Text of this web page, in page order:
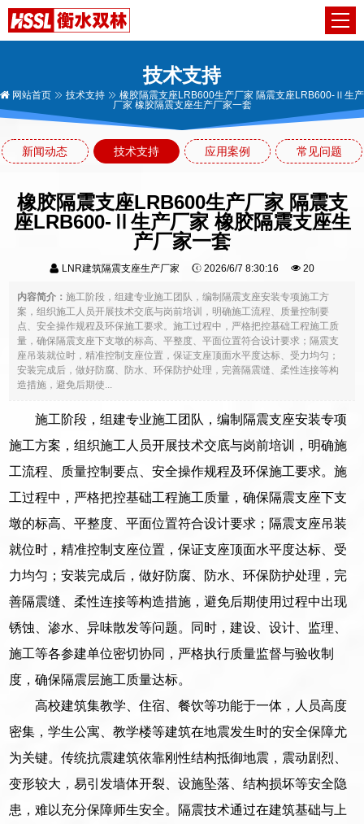
技术支持
网站首页 技术支持
橡胶隔震支座LRB600生产厂家 隔震支座LRB600-Ⅱ生产
厂家 橡胶隔震支座生产厂家一套
新闻动态 技术支持 应用案例 常见问题
橡胶隔震支座LRB600生产厂家 隔震支
座LRB600-Ⅱ生产厂家 橡胶隔震支座生
产厂家一套
LNR建筑隔震支座生产厂家 2026/6/7 8:30:16 20
内容简介：施工阶段，组建专业施工团队，编制隔震支座安装专项施工方
案，组织施工人员开展技术交底与岗前培训，明确施工流程、质量控制要
点、安全操作规程及环保施工要求。施工过程中，严格把控基础工程施工质
量，确保隔震支座下支墩的标高、平整度、平面位置符合设计要求；隔震支
座吊装就位时，精准控制支座位置，保证支座顶面水平度达标、受力均匀；
安装完成后，做好防腐、防水、环保防护处理，完善隔震缝、柔性连接等构
造措施，避免后期使...
施工阶段，组建专业施工团队，编制隔震支座安装专项
施工方案，组织施工人员开展技术交底与岗前培训，明确施
工流程、质量控制要点、安全操作规程及环保施工要求。施
工过程中，严格把控基础工程施工质量，确保隔震支座下支
墩的标高、平整度、平面位置符合设计要求；隔震支座吊装
就位时，精准控制支座位置，保证支座顶面水平度达标、受
力均匀；安装完成后，做好防腐、防水、环保防护处理，完
善隔震缝、柔性连接等构造措施，避免后期使用过程中出现
锈蚀、渗水、异味散发等问题。同时，建设、设计、监理、
施工等各参建单位密切协同，严格执行质量监督与验收制
度，确保隔震层施工质量达标。
高校建筑集教学、住宿、餐饮等功能于一体，人员高度
密集，学生公寓、教学楼等建筑在地震发生时的安全保障尤
为关键。传统抗震建筑依靠刚性结构抵御地震，震动剧烈、
变形较大，易引发墙体开裂、设施坠落、结构损坏等安全隐
患，难以充分保障师生安全。隔震技术通过在建筑基础与上